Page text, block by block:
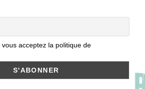
vous acceptez la politique de